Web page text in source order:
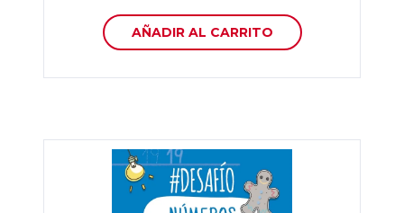
AÑADIR AL CARRITO